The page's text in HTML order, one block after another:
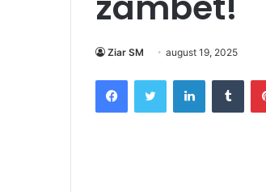
Ziar SM august 19, 2025
FacebookTwitter LinkedIn